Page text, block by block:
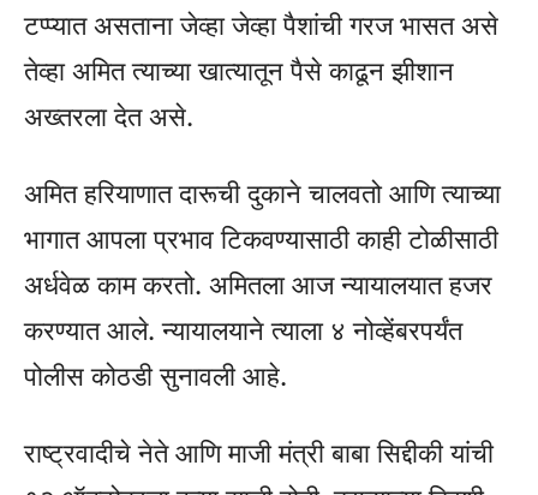
टप्प्यात असताना जेव्हा जेव्हा पैशांची गरज भासत असे
तेव्हा अमित त्याच्या खात्यातून पैसे काढून झीशान
अख्तरला देत असे.
अमित हरियाणात दारूची दुकाने चालवतो आणि त्याच्या
भागात आपला प्रभाव टिकवण्यासाठी काही टोळीसाठी
अर्धवेळ काम करतो. अमितला आज न्यायालयात हजर
करण्यात आले. न्यायालयाने त्याला ४ नोव्हेंबरपर्यंत
पोलीस कोठडी सुनावली आहे.
राष्ट्रवादीचे नेते आणि माजी मंत्री बाबा सिद्दीकी यांची